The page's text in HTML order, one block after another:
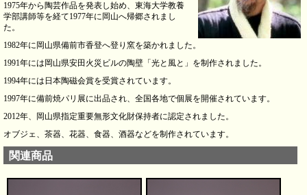
1975年から陶芸作品を発表し始め、東海大学教養
学部講師等を経て1977年に岡山へ帰郷されまし
た。
1982年に岡山県備前市香登へ登り窯を築かれました。
1991年には岡山県安田火災ビルの陶壁「光と風と」を制作されました。
1994年には日本陶磁会賞を受賞されています。
1997年に備前焼パリ展に出品され、全国各地で個展を開催されています。
2012年、岡山県指定重要無形文化財保持者に認定されました。
オブジェ、茶器、花器、食器、酒器などを制作されています。
関連商品